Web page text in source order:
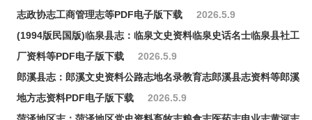
志政协志工商管理志等PDF电子版下载
2026.5.9
(1994版民国版)临泉县志：临泉文史资料临泉史话名士临泉县社工
厂资料等PDF电子版下载
2026.5.9
郎溪县志：郎溪文史资料公路志地名录教育志郎溪县志资料等郎溪
地方志资料PDF电子版下载
2026.5.9